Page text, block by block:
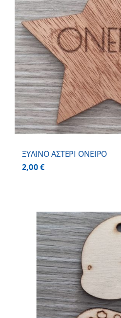
ΞΥΛΙΝΟ ΑΣΤΕΡΙ ΟΝΕΙΡΟ
2,00€